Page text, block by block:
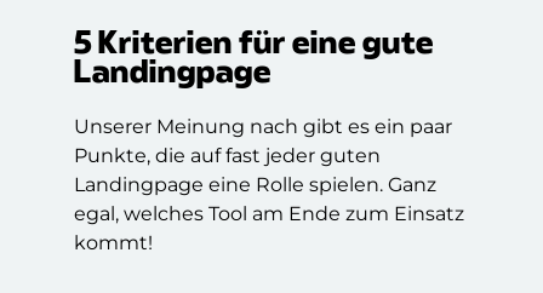
5 Kriterien für eine gute
Landingpage
Unserer Meinung nach gibt es ein paar
Punkte, die auf fast jeder guten
Landingpage eine Rolle spielen. Ganz
egal, welches Tool am Ende zum Einsatz
kommt!